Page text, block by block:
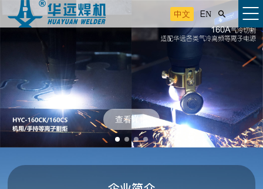
中文 EN 
查看详情